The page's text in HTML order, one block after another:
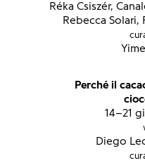
Réka Csiszér,
Rebecca Solari,
Perché il
14–21
Diego